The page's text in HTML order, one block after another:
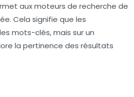
aux moteurs de recherche de
Cela signifie que les
mots-clés, mais sur un
la pertinence des résultats